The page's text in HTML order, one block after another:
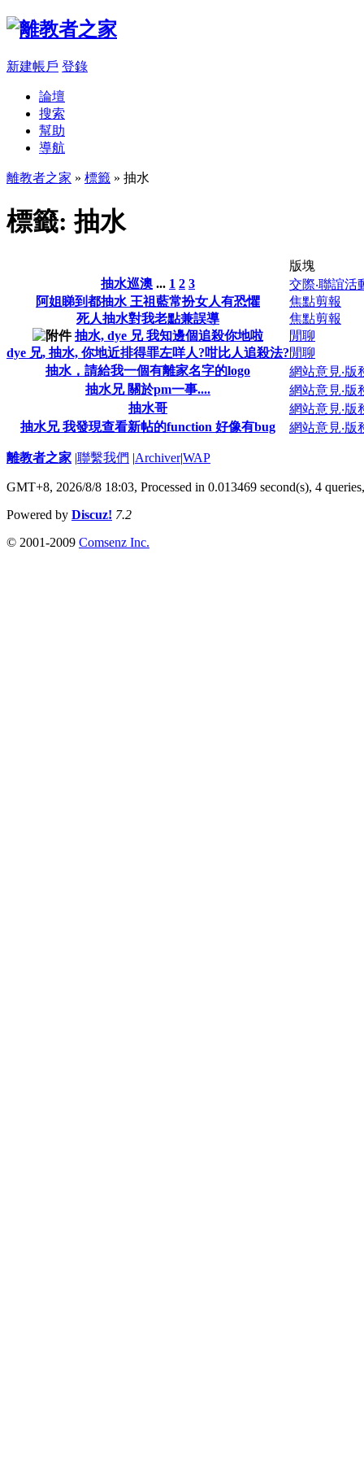
新建帳戶 登錄
論壇
搜索
幫助
導航
離教者之家 » 標籤 » 抽水
標籤: 抽水
版塊
抽水巡澳 ... 1 2 3
交際‧聯誼活
阿姐睇到都抽水 王祖藍常扮女人有恐懼
焦點剪報
死人抽水對我老點兼誤導
焦點剪報
抽水, dye 兄 我知邊個追殺你地啦
閒聊
dye 兄, 抽水, 你地近排得罪左咩人?咁比人追殺法?閒聊
抽水，請給我一個有離家名字的logo
網站意見‧版
抽水兄 關於pm一事....
網站意見‧版
抽水哥
網站意見‧版
抽水兄 我發現查看新帖的function 好像有bug
網站意見‧版
離教者之家 |聯繫我們 |Archiver|WAP
GMT+8, 2026/8/8 18:03, Processed in 0.013469 second(s), 4
Powered by Discuz! 7.2
© 2001-2009 Comsenz Inc.